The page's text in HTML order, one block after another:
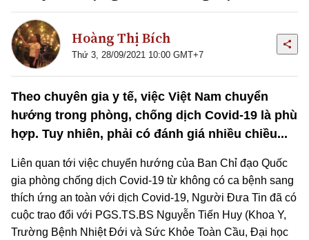
Hoàng Thị Bích
Thứ 3, 28/09/2021 10:00 GMT+7
Theo chuyên gia y tế, việc Việt Nam chuyển
hướng trong phòng, chống dịch Covid-19 là phù
hợp. Tuy nhiên, phải có đánh giá nhiều chiều...
Liên quan tới việc chuyển hướng của Ban Chỉ đạo Quốc
gia phòng chống dịch Covid-19 từ không có ca bệnh sang
thích ứng an toàn với dịch Covid-19, Người Đưa Tin đã có
cuộc trao đổi với PGS.TS.BS Nguyễn Tiến Huy (Khoa Y,
Trường Bệnh Nhiệt Đới và Sức Khỏe Toàn Cầu, Đại học